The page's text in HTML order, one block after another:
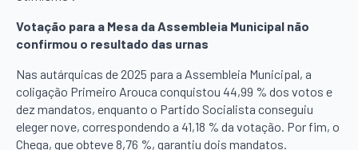
Votação para a Mesa da Assembleia Municipal não
confirmou o resultado das urnas
Nas autárquicas de 2025 para a Assembleia Municipal, a
coligação Primeiro Arouca conquistou 44,99 % dos votos e
dez mandatos, enquanto o Partido Socialista conseguiu
eleger nove, correspondendo a 41,18 % da votação. Por fim, o
Chega, que obteve 8,76 %, garantiu dois mandatos.